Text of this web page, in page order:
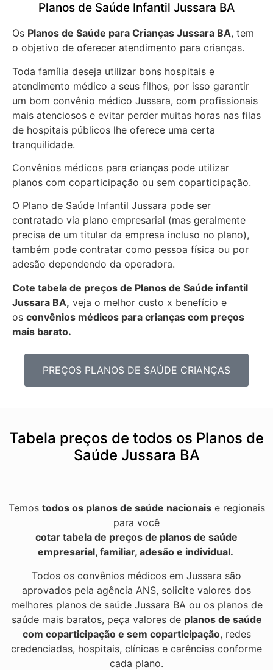
Planos de Saúde Infantil Jussara BA
Os Planos de Saúde para Crianças Jussara BA, tem
o objetivo de oferecer atendimento para crianças.
Toda família deseja utilizar bons hospitais e
atendimento médico a seus filhos, por isso garantir
um bom convênio médico Jussara, com profissionais
mais atenciosos e evitar perder muitas horas nas filas
de hospitais públicos lhe oferece uma certa
tranquilidade.
Convênios médicos para crianças pode utilizar
planos com coparticipação ou sem coparticipação.
O Plano de Saúde Infantil Jussara pode ser
contratado via plano empresarial (mas geralmente
precisa de um titular da empresa incluso no plano),
também pode contratar como pessoa física ou por
adesão dependendo da operadora.
Cote tabela de preços de Planos de Saúde infantil
Jussara BA, veja o melhor custo x benefício e
os convênios médicos para crianças com preços
mais barato.
PREÇOS PLANOS DE SAÚDE CRIANÇAS
Tabela preços de todos os Planos de
Saúde Jussara BA
Temos todos os planos de saúde nacionaise regionais
para você
cotar tabela de preços de planos de saúde
empresarial, familiar, adesão e individual.
Todos os convênios médicos em Jussara são
aprovados pela agência ANS, solicite valores dos
melhores planos de saúde Jussara BA ou os planos de
saúde mais baratos, peça valores de planos de saúde
com coparticipação e sem coparticipação, redes
credenciadas, hospitais, clínicas e carências conforme
cada plano.